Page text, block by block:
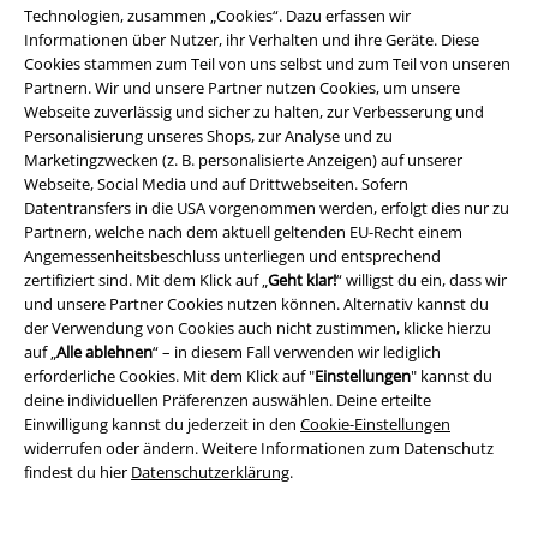
Technologien, zusammen „Cookies“. Dazu erfassen wir
Informationen über Nutzer, ihr Verhalten und ihre Geräte. Diese
Cookies stammen zum Teil von uns selbst und zum Teil von unseren
Partnern. Wir und unsere Partner nutzen Cookies, um unsere
Webseite zuverlässig und sicher zu halten, zur Verbesserung und
Personalisierung unseres Shops, zur Analyse und zu
Marketingzwecken (z. B. personalisierte Anzeigen) auf unserer
Webseite, Social Media und auf Drittwebseiten. Sofern
Datentransfers in die USA vorgenommen werden, erfolgt dies nur zu
Partnern, welche nach dem aktuell geltenden EU-Recht einem
Angemessenheitsbeschluss unterliegen und entsprechend
zertifiziert sind. Mit dem Klick auf „Geht klar!“ willigst du ein, dass wir
und unsere Partner Cookies nutzen können. Alternativ kannst du
der Verwendung von Cookies auch nicht zustimmen, klicke hierzu
auf „Alle ablehnen“ – in diesem Fall verwenden wir lediglich
erforderliche Cookies. Mit dem Klick auf "Einstellungen" kannst du
deine individuellen Präferenzen auswählen. Deine erteilte
Einwilligung kannst du jederzeit in den Cookie-Einstellungen
widerrufen oder ändern. Weitere Informationen zum Datenschutz
findest du hier Datenschutzerklärung.
●Converse Chucks
Converse All Star
●Dockers
Dr. Martens Boots
●Chelsea Boots Dr Martens
Tanz in den Mai - und nach deinen eigenen Regeln
Wenn Feste und Partys locken, dürfen schöne Frauen Schuhe nicht
fehlen. Sie machen dein Outfit komplett und können flexibel variiert
werden. Mit Ballerinas bekommst du Schuhe für Frauen, die es
romantisch lieben. Verspielte Details wie kleine Schleifen oder süße Leo-
Prints machen mehr aus Deinem Fuß. Passend dazu lassen sich
Minikleider, Shorts oder auch Denim Jeans kombinieren. Wenn es hoch
hinaus gehen soll, eignen sich Stiefeletten vonGothicana by EMP
hohen Schuhe kommen mit Pump-Absatz und einer Lochschnürung mit
Ösen als Eyecatcher. Hochwertiges Kunstleder umhüllt deinen Fuß wie
eine schützende Haut und bietet dir einzigartigen Tragekomfort.
Wer einen außergewöhnlichen Frauenschuh kaufen will, wird